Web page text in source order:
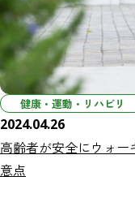
健康・運動・リハビリ
2024.04.26
高齢者が安全にウォ
意点